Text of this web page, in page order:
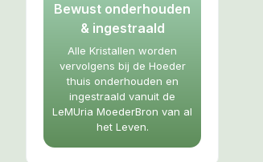
Bewust onderhouden
& ingestraald
Alle Kristallen worden
vervolgens bij de Hoeder
thuis onderhouden en
ingestraald vanuit de
LeMUria MoederBron van al
het Leven.